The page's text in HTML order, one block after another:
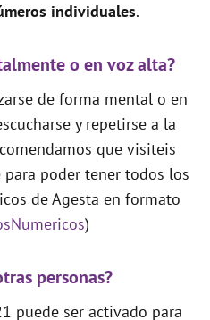
individuales.
o en voz alta?
de forma mental o en
y repetirse a la
que visiteis
para poder tener todos los
de Agesta en formato
)
personas?
puede ser activado para